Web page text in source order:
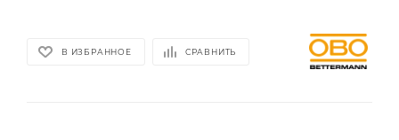
В ИЗБРАННОЕ СРАВНИТЬ